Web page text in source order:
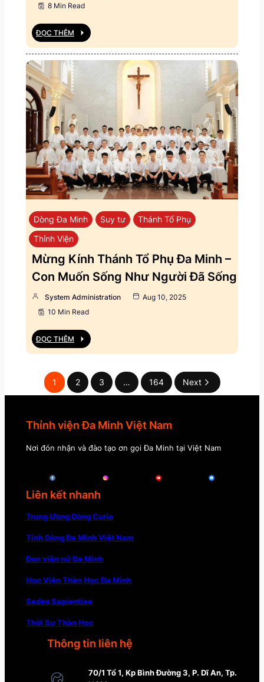
8 Min Read
ĐỌC THÊM
Dòng Đa Minh Suy tư
Thánh Tổ Phụ
Thỉnh Viện
Mừng Kính Thánh Tổ Phụ Đa Minh –
Con Muốn Sống Như Người Đã Sống
System Administration
Aug 10, 2025
10 Min Read
ĐỌC THÊM
1 2 3 … 164 Next
Thỉnh viện Đa Minh Việt Nam
Nơi đón nhận và đào tạo ơn gọi Đa Minh tại Việt Nam
Liên kết nhanh
Trung Ương Dòng Curia
Tỉnh Dòng Đa Minh Việt Nam
Đan viện nữ Đa Minh
Học Viện Thần Học Đa Minh
Sedes Sapientiae
Thời Sự Thần Học
Thông tin liên hệ
70/1 Tổ 1, Kp Bình Đường 3, P. Dĩ An, Tp.